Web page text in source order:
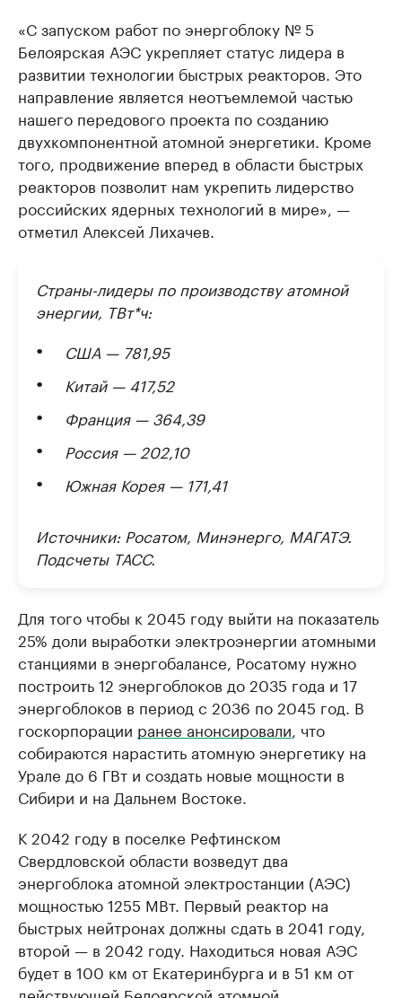
«С запуском работ по энергоблоку № 5
Белоярская АЭС укрепляет статус лидера в
развитии технологии быстрых реакторов. Это
направление является неотъемлемой частью
нашего передового проекта по созданию
двухкомпонентной атомной энергетики. Кроме
того, продвижение вперед в области быстрых
реакторов позволит нам укрепить лидерство
российских ядерных технологий в мире», —
отметил Алексей Лихачев.
Страны-лидеры по производству атомной
энергии, ТВт*ч:
США — 781,95
Китай — 417,52
Франция — 364,39
Россия — 202,10
Южная Корея — 171,41
Источники: Росатом, Минэнерго, МАГАТЭ.
Подсчеты ТАСС.
Для того чтобы к 2045 году выйти на показатель
25% доли выработки электроэнергии атомными
станциями в энергобалансе, Росатому нужно
построить 12 энергоблоков до 2035 года и 17
энергоблоков в период с 2036 по 2045 год. В
госкорпорации ранее анонсировали , что
собираются нарастить атомную энергетику на
Урале до 6 ГВт и создать новые мощности в
Сибири и на Дальнем Востоке.
К 2042 году в поселке Рефтинском
Свердловской области возведут два
энергоблока атомной электростанции (АЭС)
мощностью 1255 МВт. Первый реактор на
быстрых нейтронах должны сдать в 2041 году,
второй — в 2042 году. Находиться новая АЭС
будет в 100 км от Екатеринбурга и в 51 км от